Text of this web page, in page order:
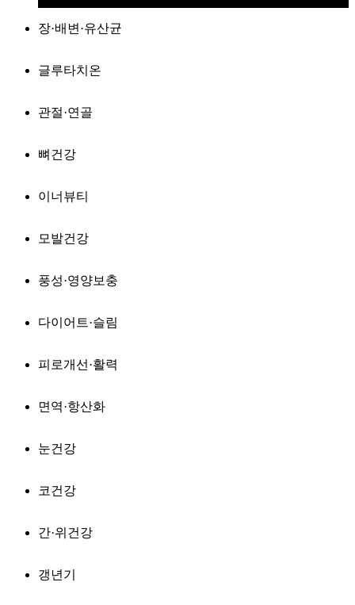
장·배변·유산균
글루타치온
관절·연골
뼈건강
이너뷰티
모발건강
풍성·영양보충
다이어트·슬림
피로개선·활력
면역·항산화
눈건강
코건강
간·위건강
갱년기